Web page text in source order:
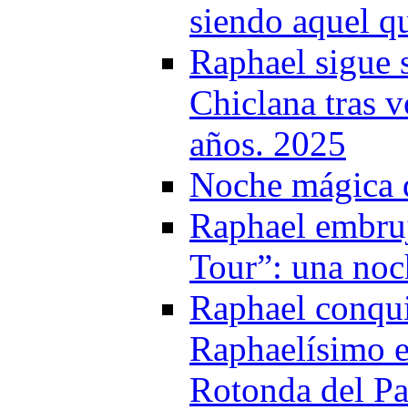
siendo aquel
Raphael sigue
Chiclana tras
años. 2025
Noche mágica
Raphael
Tour”: una
Raphael
Raphaelísimo
Rotonda del